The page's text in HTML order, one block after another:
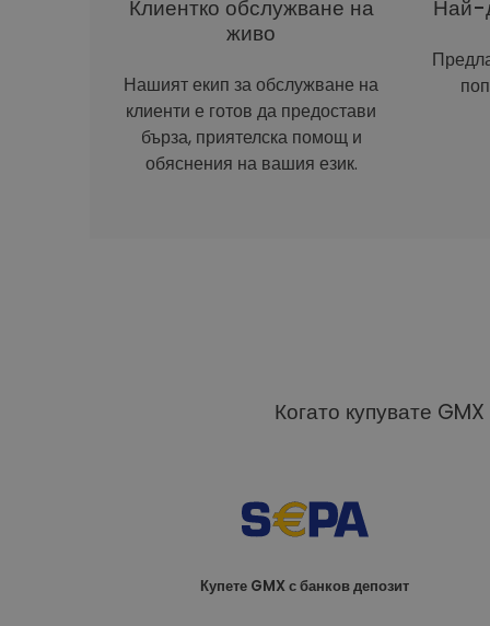
Клиентко обслужване на
живо
Нашият екип за обслужване на
клиенти е готов да предостави
бърза, приятелска помощ и
обяснения на вашия език.
Най-
Когато купувате
Купете GMX с банков депозит